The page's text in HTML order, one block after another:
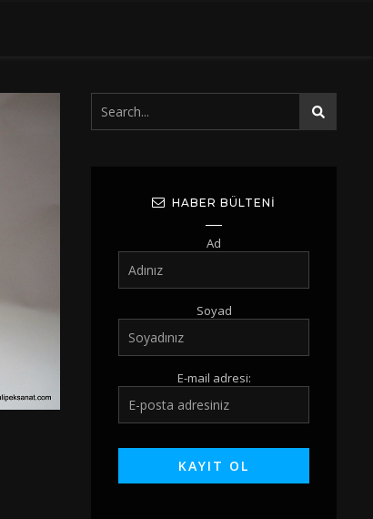
HABER BÜLTENI
Ad
Soyad
E-mail adresi: